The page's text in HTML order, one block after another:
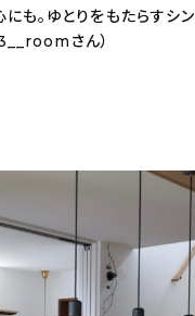
も。ゆとりをもたらすシン
さん）